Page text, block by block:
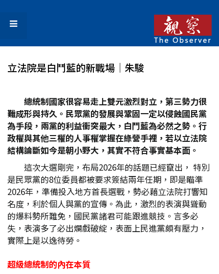
立法院是白鬥藍的新戰場│朱駿
總統制國家很容易走上雙元激烈對立，第三勢力很
難成形與持久。民眾黨的發展與鞏固一定以侵蝕國民黨
為手段，兩黨的利益衝突最大，白鬥藍為必然之勢。行
政權與其他三權的人事權掌握在綠營手裡，若以立法院
結構論斷如今是朝小野大，其實不符合事實基本面。
這次大選剛完，布局2026年的話題已經竄出， 特別
是民眾黨的8位委員都被要求簽結兩年任期，即是瞄準
2026年，準備投入地方首長選戰，勢必藉立法院打響知
名度，利於個人與黨的宣傳。為此，激烈的表演與聳動
的爆料勢所難免，國民黨諸君可能跟進競技。言多必
失，表演多了必出爛戲破綻，表面上民進黨頗有壓力，
實際上是以逸待勞。
超級總統制的內在本質